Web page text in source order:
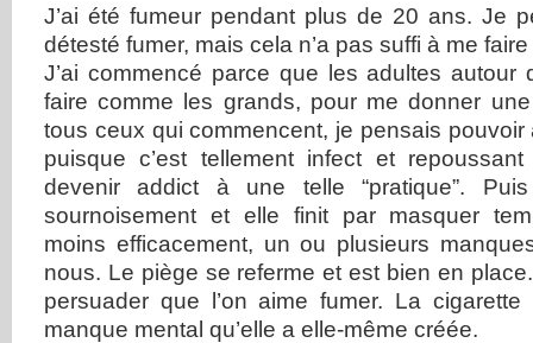
J’ai été fumeur pendant plus de 20 ans. Je
détesté fumer, mais cela n’a pas suffi à me
J’ai commencé parce que les adultes autour
faire comme les grands, pour me donner
tous ceux qui commencent, je pensais pouvoir
puisque c’est tellement infect et repoussant
devenir addict à une telle “pratique”.
sournoisement et elle finit par masquer
moins efficacement, un ou plusieurs
nous. Le piège se referme et est bien en
persuader que l’on aime fumer. La
manque mental qu’elle a elle-même créée.